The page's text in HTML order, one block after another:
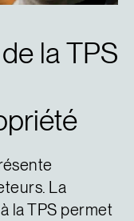
la TPS
La
la TPS permet